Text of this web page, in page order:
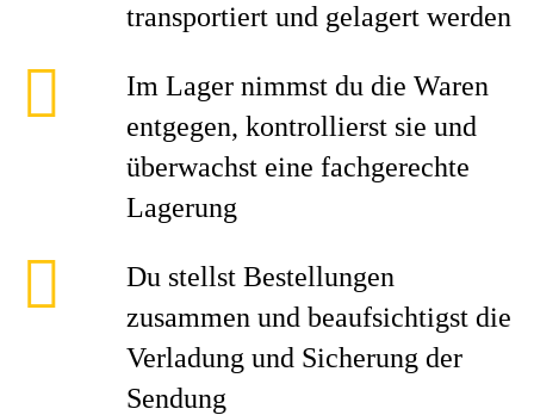
transportiert und gelagert werden
Im Lager nimmst du die Waren
entgegen, kontrollierst sie und
überwachst eine fachgerechte
Lagerung
Du stellst Bestellungen
zusammen und beaufsichtigst die
Verladung und Sicherung der
Sendung